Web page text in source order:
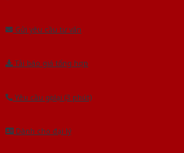
Gửi yêu cầu tư vấn
Tải báo giá tổng hợp
Yêu cầu gọi lại (3 phút)
Dành cho đại lý